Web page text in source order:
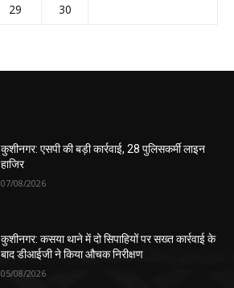
29
30
कुशीनगर: एसपी की बड़ी कार्रवाई, 28 पुलिसकर्मी लाइन
हाजिर
07/08/2026
कुशीनगर: कसया थाने में दो सिपाहियों पर सख्त कार्रवाई के
बाद डीआईजी ने किया औचक निरीक्षण
05/08/2026